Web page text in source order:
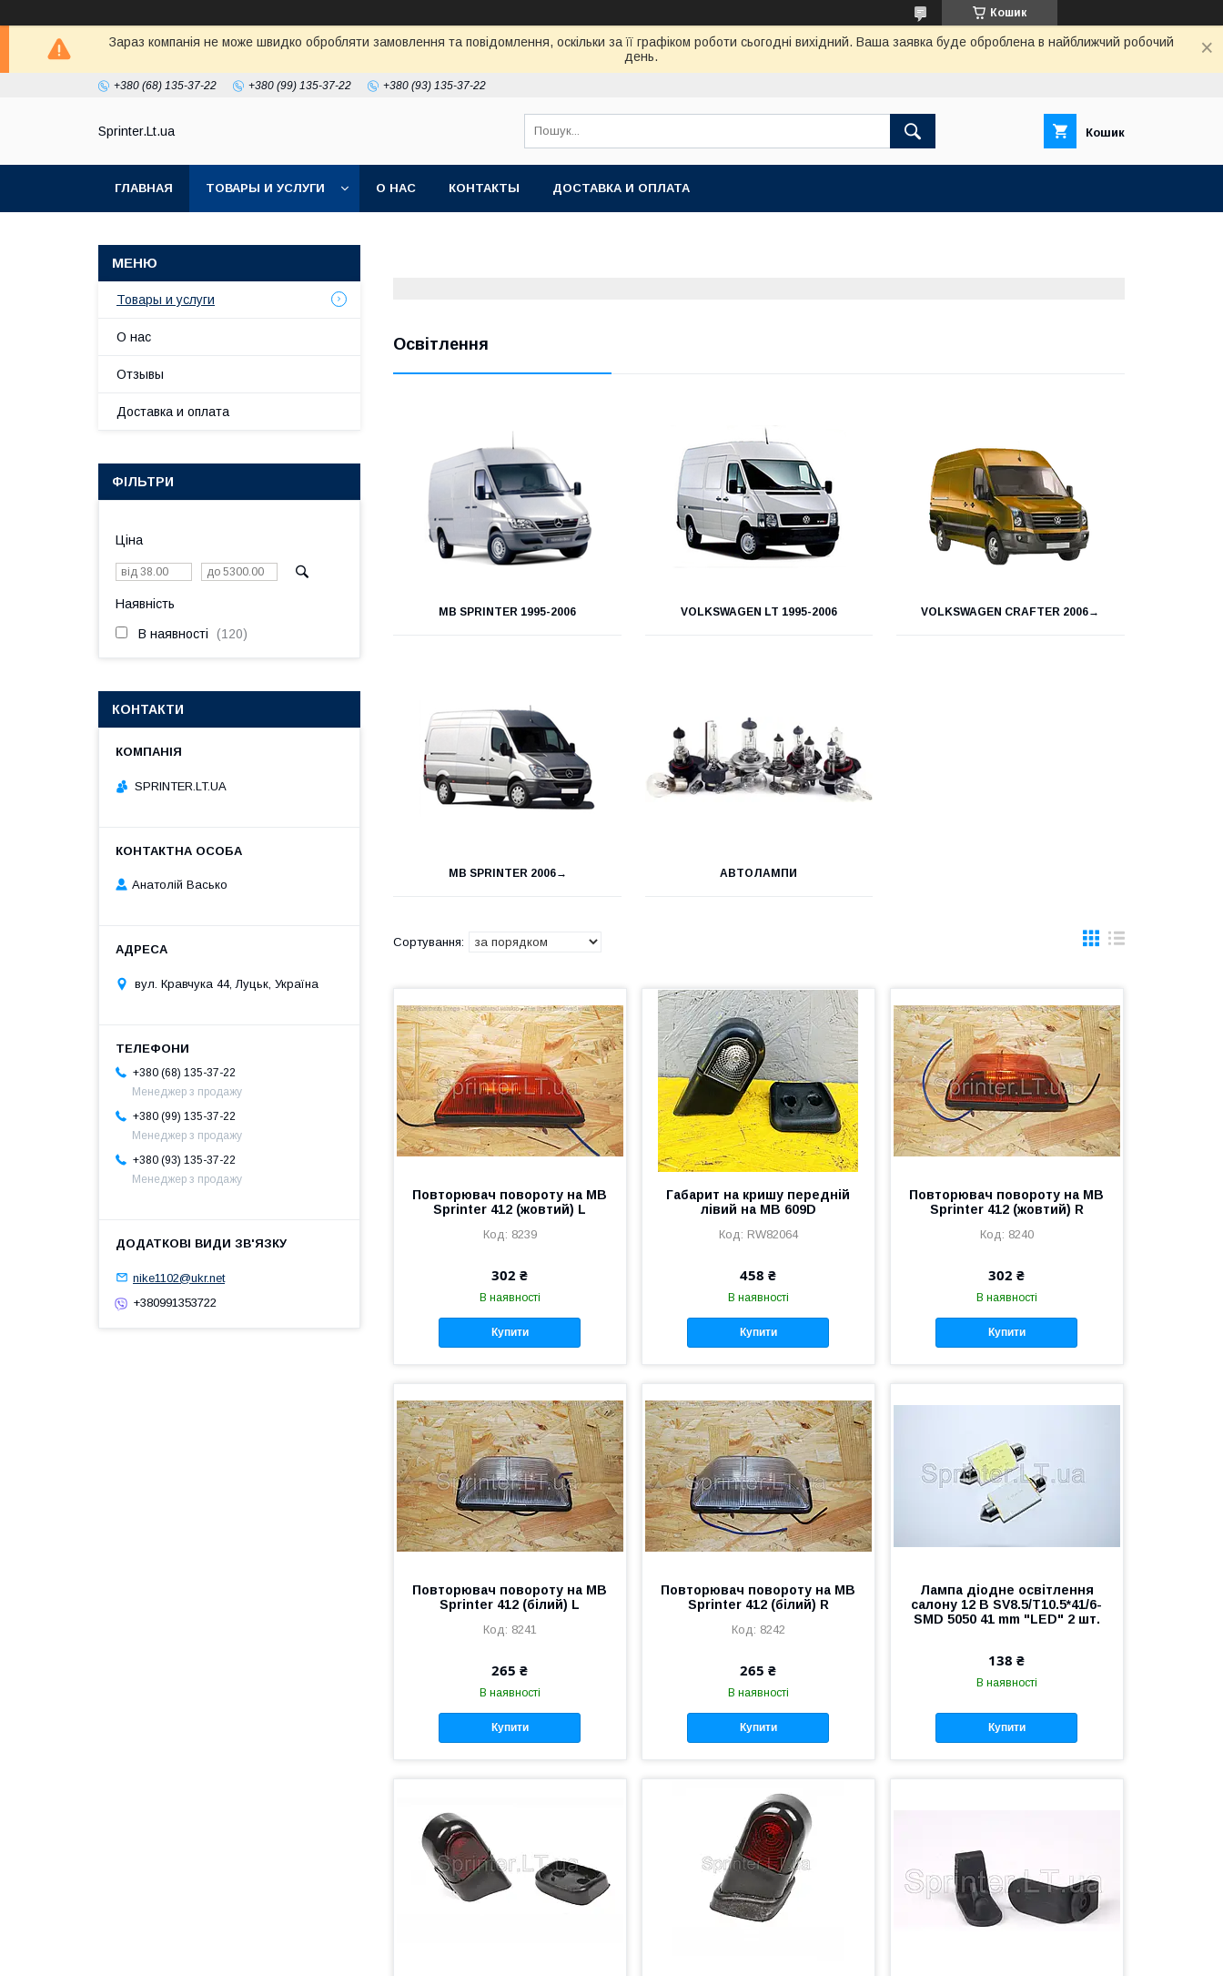
Кошик
Зараз компанія не може швидко обробляти замовлення та повідомлення, оскільки за її графіком роботи сьогодні вихідний. Ваша заявка буде оброблена в найближчий робочий
день.
+380 (68) 135-37-22 +380 (99) 135-37-22 +380 (93) 135-37-22
Sprinter.Lt.ua Кошик
ГЛАВНАЯ ТОВАРЫ И УСЛУГИ О НАС КОНТАКТЫ ДОСТАВКА И ОПЛАТА
Освітлення
MB SPRINTER 1995-2006 VOLKSWAGEN LT 1995-2006 VOLKSWAGEN CRAFTER 2006→
MB SPRINTER 2006→ АВТОЛАМПИ
Повторювач повороту на MB
Sprinter 412 (жовтий) L
8239
302 ₴
В наявності
Купити
Габарит на кришу передній
лівий на MB 609D
RW82064
458 ₴
В наявності
Купити
Повторювач повороту на MB
Sprinter 412 (жовтий) R
8240
302 ₴
В наявності
Купити
Повторювач повороту на MB
Sprinter 412 (білий) L
8241
265 ₴
В наявності
Купити
Повторювач повороту на MB
Sprinter 412 (білий) R
8242
265 ₴
В наявності
Купити
Лампа діодне освітлення
салону 12 В SV8.5/T10.5*41/6-
SMD 5050 41 mm "LED" 2 шт.
138 ₴
В наявності
Купити
Товары и услуги
О нас
Отзывы
Доставка и оплата
ФІЛЬТРИ
Ціна
Наявність
В наявності 120
КОНТАКТИ
SPRINTER.LT.UA
Анатолій Васько
вул. Кравчука 44, Луцьк, Україна
+380 (68) 135-37-22
Менеджер з продажу
+380 (99) 135-37-22
Менеджер з продажу
+380 (93) 135-37-22
Менеджер з продажу
nike1102@ukr.net
+380991353722